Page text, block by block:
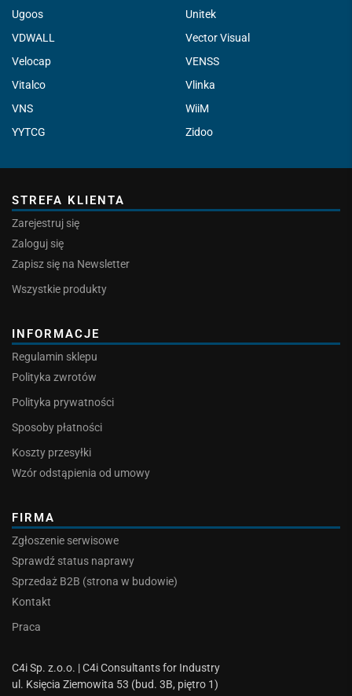
Ugoos
Unitek
VDWALL
Vector Visual
Velocap
VENSS
Vitalco
Vlinka
VNS
WiiM
YYTCG
Zidoo
STREFA KLIENTA
Zarejestruj się
Zaloguj się
Zapisz się na Newsletter
Wszystkie produkty
INFORMACJE
Regulamin sklepu
Polityka zwrotów
Polityka prywatności
Sposoby płatności
Koszty przesyłki
Wzór odstąpienia od umowy
FIRMA
Zgłoszenie serwisowe
Sprawdź status naprawy
Sprzedaż B2B (strona w budowie)
Kontakt
Praca
C4i Sp. z.o.o. | C4i Consultants for Industry
ul. Księcia Ziemowita 53 (bud. 3B, piętro 1)